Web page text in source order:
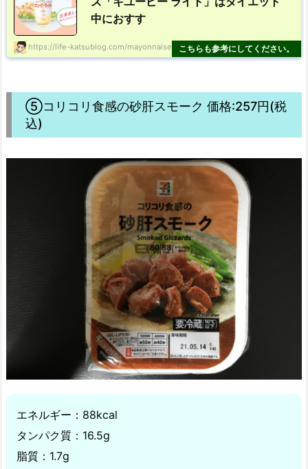
中におすす
https://life-katsublog.com/mayonnaise/
⑤コリコリ食感の砂肝スモーク 価格:257円(税
込)
エネルギー：88kcal
タンパク質：16.5g
脂質：1.7g